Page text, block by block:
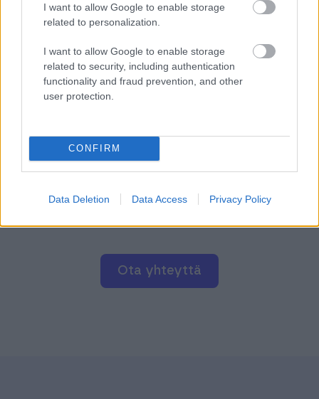
I want to allow Google to enable storage
related to personalization.
I want to allow Google to enable storage
related to security, including authentication
functionality and fraud prevention, and other
user protection.
CONFIRM
Data Deletion Data Access Privacy Policy
viisaammat päätökset
Seuraa yrityksesi taloutta reaaliajassa ja tee
päätökset ajan tasalla olevan tiedon
perusteella.
pätevyydet) suoraan HR-järjestelmästä​
Näe koko henkilöstön osaaminen, koulutukset
Ota yhteyttä